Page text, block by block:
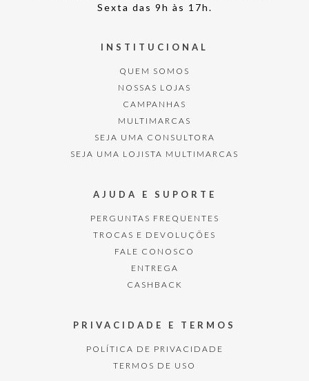
Sexta das 9h às 17h.
INSTITUCIONAL
QUEM SOMOS
NOSSAS LOJAS
CAMPANHAS
MULTIMARCAS
SEJA UMA CONSULTORA
SEJA UMA LOJISTA MULTIMARCAS
AJUDA E SUPORTE
PERGUNTAS FREQUENTES
TROCAS E DEVOLUÇÕES
FALE CONOSCO
ENTREGA
CASHBACK
PRIVACIDADE E TERMOS
POLÍTICA DE PRIVACIDADE
TERMOS DE USO